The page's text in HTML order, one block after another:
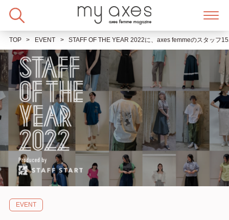
TOP EVENT STAFF OF THE YEAR 2022に、axes femmeのスタッフ
EVENT